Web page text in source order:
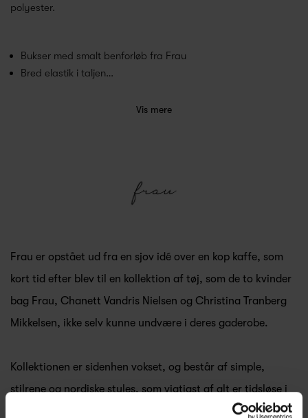
polyester.
Bukser med smalt benforløb fra Frau
Bred elastik i taljen…
Vis mere
Frau er opstået ud fra en sjov idé over en kop kaffe, som
kort tid efter blev til en kollektion af tøj, som de to kvinder
bag Frau, Chanett Vandris Nielsen og Christina Tranberg
Mikkelsen, ikke selv kunne undvære i deres gaderobe.
Kollektionen er sidenhen vokset, og består af simple,
stilrene og nordiske styles, som vigtigst af alt er tidsløse i
både design og farvevalg, så du kan tage tøjet frem,